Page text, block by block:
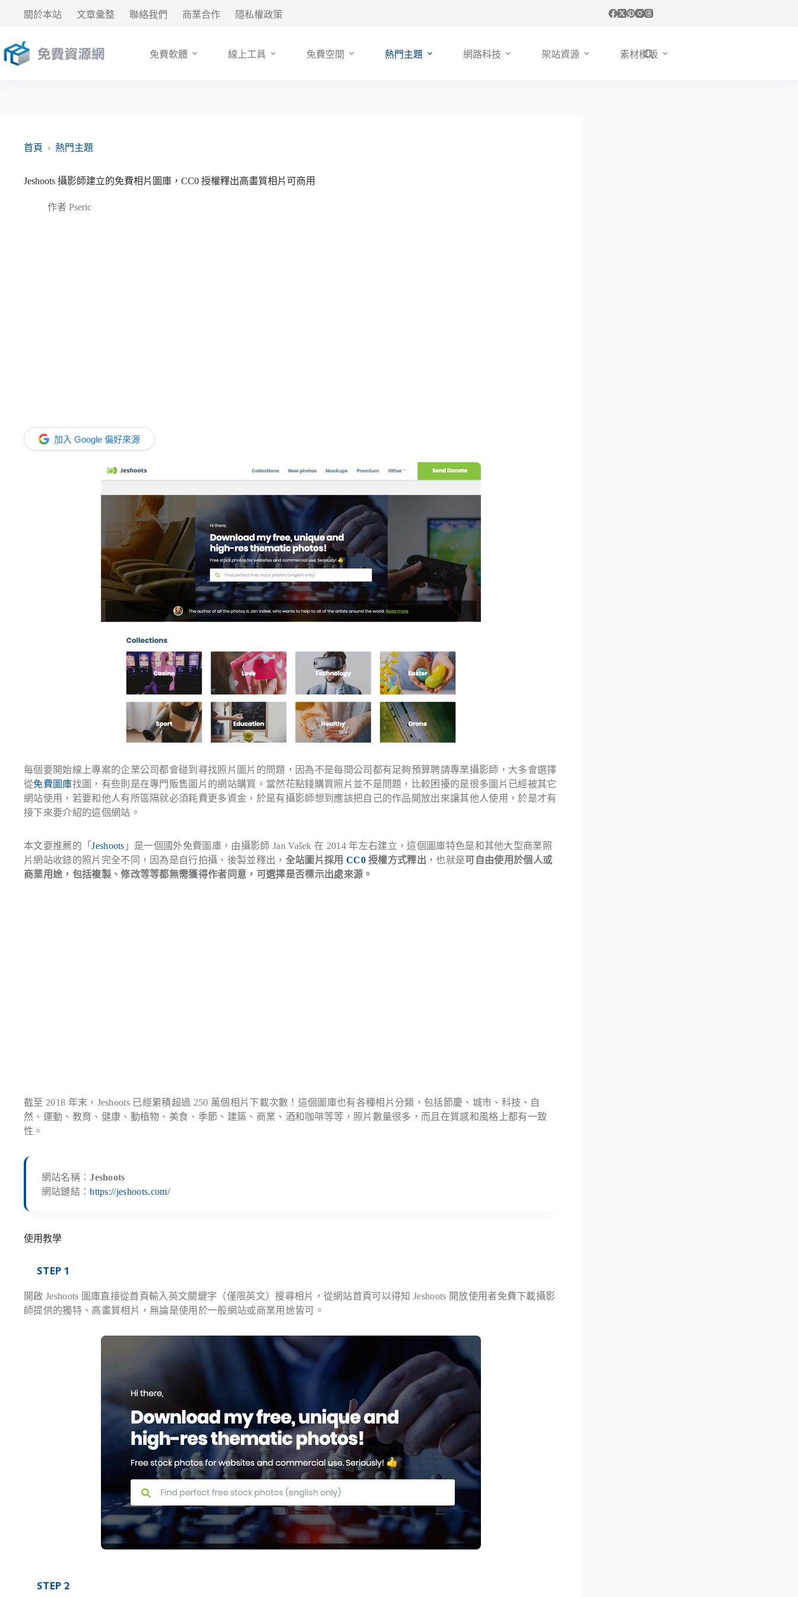
要
內
關於本站 文章彙整 聯絡我們 商業合作 隱私權政策
免費軟體 線上工具 免費空間 熱門主題 網路科技 架站資源 素材模版
首頁 › 熱門主題
Jeshoots 攝影師建立的免費相片圖庫，CC0 授權釋出高畫質相片可商用
作者 Pseric
加入 Google 偏好來源
每個要開始線上專案的企業公司都會碰到尋找照片圖片的問題，因為不是每間公司都有足夠預算聘請專業攝影師，大多會選擇
從免費圖庫找圖，有些則是在專門販售圖片的網站購買。當然花點錢購買照片並不是問題，比較困擾的是很多圖片已經被其它
網站使用，若要和他人有所區隔就必須耗費更多資金，於是有攝影師想到應該把自己的作品開放出來讓其他人使用，於是才有
接下來要介紹的這個網站。
本文要推薦的「Jeshoots 」是一個國外免費圖庫，由攝影師 Jan Vašek 在 2014 年左右建立，這個圖庫特色是和其他大型商業照
片網站收錄的照片完全不同，因為是自行拍攝、後製並釋出， 全站圖片採用 CC0授權方式釋出 ，也就是可自由使用於個人或
商業用途，包括複製、修改等等都無需獲得作者同意，可選擇是否標示出處來源。
截至 2018 年末，Jeshoots 已經累積超過 250 萬個相片下載次數！這個圖庫也有各種相片分類，包括節慶、城市、科技、自
然、運動、教育、健康、動植物、美食、季節、建築、商業、酒和咖啡等等，照片數量很多，而且在質感和風格上都有一致
性。
網站名稱：Jeshoots
網站鏈結：https://jeshoots.com/
使用教學
STEP 1
開啟 Jeshoots 圖庫直接從首頁輸入英文關鍵字（僅限英文）搜尋相片，從網站首頁可以得知 Jeshoots 開放使用者免費下載攝影
師提供的獨特、高畫質相片，無論是使用於一般網站或商業用途皆可。
STEP 2